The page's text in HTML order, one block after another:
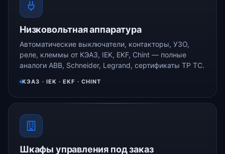
Низковольтная аппаратура
Автоматические выключатели, контакторы, УЗО,
реле, клеммы от КЭАЗ, IEK, EKF, Chint — полные
аналоги ABB, Schneider, Legrand, сертификаты ТР ТС.
КЭАЗ · IEK · EKF · CHINT
Шкафы управления под заказ